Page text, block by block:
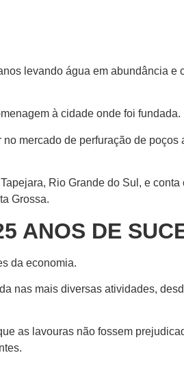
levando água em abundância
à cidade onde foi fundada.
mercado de perfuração de
Rio Grande do Sul, e
Grossa.
ANOS DE
da economia.
nas mais diversas atividades,
as lavouras não fossem